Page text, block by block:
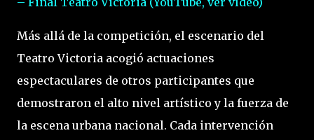
Más allá de la competición, el escenario del
Teatro Victoria acogió actuaciones
espectaculares de otros participantes que
demostraron el alto nivel artístico y la fuerza de
la escena urbana nacional. Cada intervención